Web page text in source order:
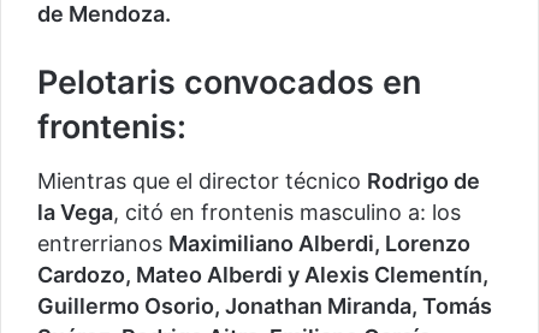
de Mendoza.
Pelotaris convocados en
frontenis:
Mientras que el director técnico Rodrigo de
la Vega, citó en frontenis masculino a: los
entrerrianos Maximiliano Alberdi, Lorenzo
Cardozo, Mateo Alberdi y Alexis Clementín,
Guillermo Osorio, Jonathan Miranda, Tomás